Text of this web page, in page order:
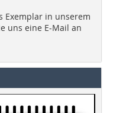
Exemplar in unserem
uns eine E-Mail an